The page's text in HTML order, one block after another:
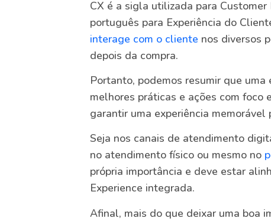
CX é a sigla utilizada para
português para Experiência do
interage com o cliente nos diversos
depois da compra.
Portanto, podemos resumir que
melhores práticas e ações com
garantir uma experiência
Seja nos canais de atendimento
no atendimento físico ou mesmo no
própria importância e deve estar
Experience integrada.
Afinal, mais do que deixar uma boa